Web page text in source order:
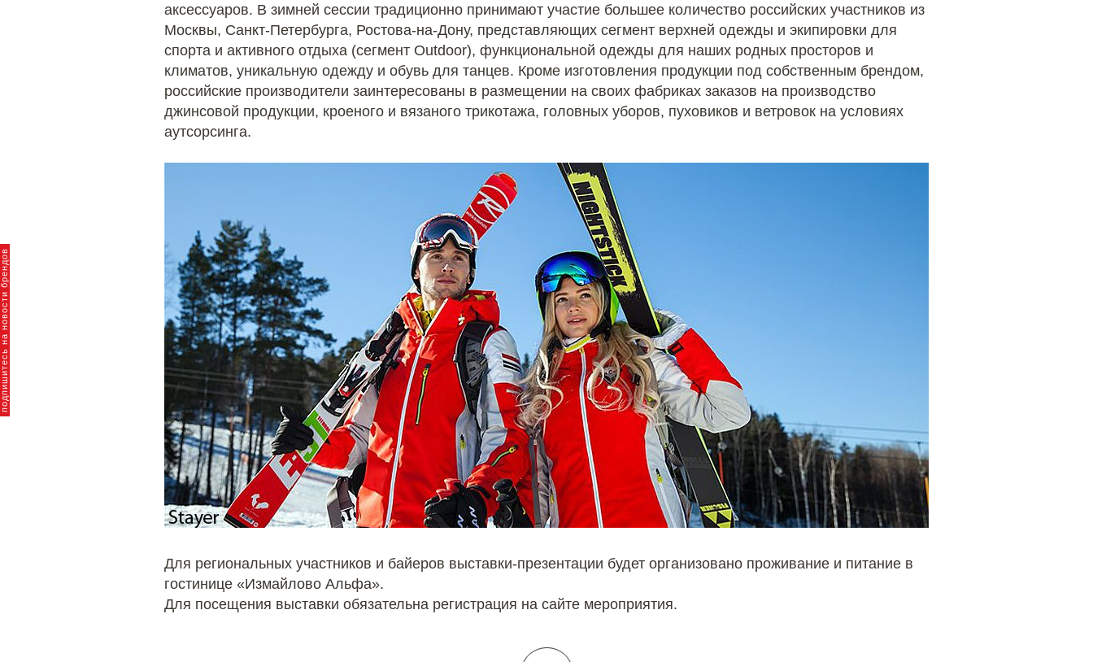
брендов
аксессуаров. В зимней сессии традиционно принимают участие большее количество российских участников из
Москвы, Санкт-Петербурга, Ростова-на-Дону, представляющих сегмент верхней одежды и экипировки для
спорта и активного отдыха (сегмент Outdoor), функциональной одежды для наших родных просторов и
климатов, уникальную одежду и обувь для танцев. Кроме изготовления продукции под собственным брендом,
российские производители заинтересованы в размещении на своих фабриках заказов на производство
джинсовой продукции, кроеного и вязаного трикотажа, головных уборов, пуховиков и ветровок на условиях
аутсорсинга.
Для региональных участников и байеров выставки-презентации будет организовано проживание и питание в
гостинице «Измайлово Альфа».
Для посещения выставки обязательна регистрация на сайте мероприятия.